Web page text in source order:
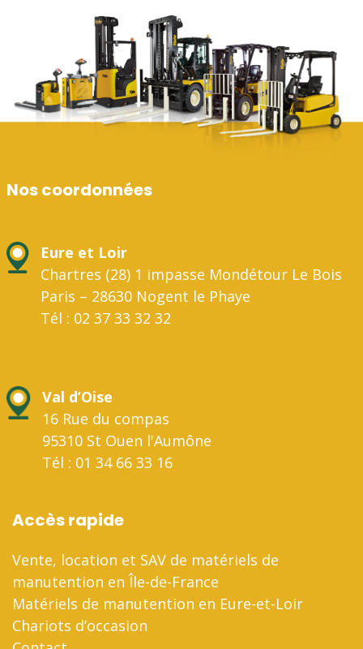
Nos coordonnées
Eure et Loir
Chartres (28) 1 impasse Mondétour Le Bois
Paris – 28630 Nogent le Phaye
Tél : 02 37 33 32 32
Val d’Oise
16 Rue du compas
95310 St Ouen l'Aumône
Tél : 01 34 66 33 16
Accès rapide
Vente, location et SAV de matériels de
manutention en Île-de-France
Matériels de manutention en Eure-et-Loir
Chariots d’occasion